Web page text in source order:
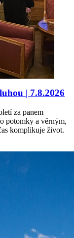
| 7.8.2026
za panem
potomky a věrným,
komplikuje život.